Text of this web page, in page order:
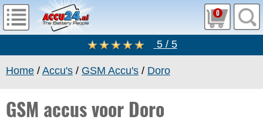
0
5 / 5
Home / Accu's / GSM Accu's / Doro
GSM accus voor Doro